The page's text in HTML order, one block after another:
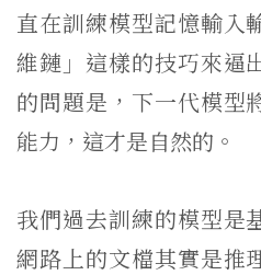
直在訓練模型記憶輸入
維鏈」這樣的技巧來逼
的問題是，下一代模型
能力，這才是自然的。
我們過去訓練的模型是
網路上的文檔其實是推